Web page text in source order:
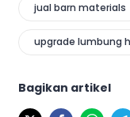
jual barn materials
upgrade lumbung
Bagikan artikel